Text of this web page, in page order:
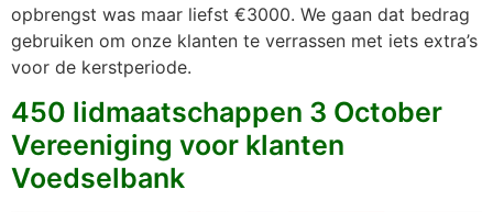
opbrengst was maar liefst €3000. We gaan dat bedrag
gebruiken om onze klanten te verrassen met iets extra’s
voor de kerstperiode.
450 lidmaatschappen 3 October
Vereeniging voor klanten
Voedselbank